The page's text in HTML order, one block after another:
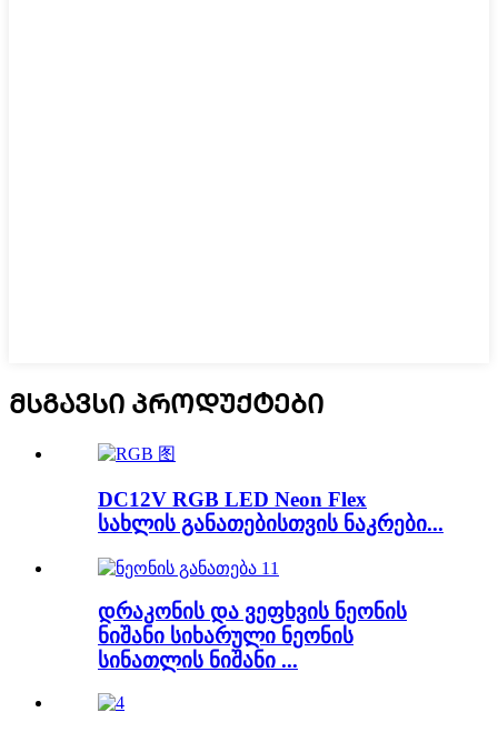
ᲛᲡᲒᲐᲕᲡᲘ ᲞᲠᲝᲓᲣᲥᲢᲔᲑᲘ
DC12V RGB LED Neon Flex
სახლის განათებისთვის ნაკრები...
დრაკონის და ვეფხვის ნეონის
ნიშანი სიხარული ნეონის
სინათლის ნიშანი ...